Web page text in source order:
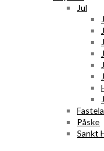
Jul
Påske
Sankt